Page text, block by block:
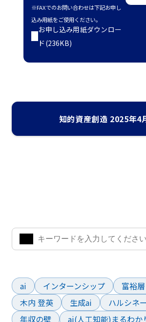
※FAXでのお問い合わせは下記お申し
込み用紙をご使用ください。
お申し込み用紙ダウンロー
ド(236KB)
知的資産創造 2025年4
ai
インターンシップ 富裕層
木内 登英
生成ai
ハルシネ
年収の壁
ai(人工知能)まるわか